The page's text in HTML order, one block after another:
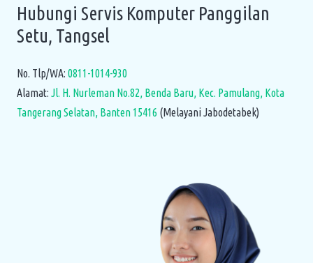
Hubungi Servis Komputer Panggilan
Setu, Tangsel
No. Tlp/WA: 0811-1014-930
Alamat: Jl. H. Nurleman No.82, Benda Baru, Kec. Pamulang, Kota
Tangerang Selatan, Banten 15416 (Melayani Jabodetabek)